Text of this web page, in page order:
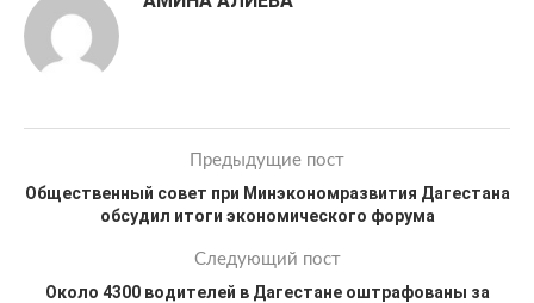
Предыдущие пост
Общественный совет при Минэкономразвития Дагестана
обсудил итоги экономического форума
Следующий пост
Около 4300 водителей в Дагестане оштрафованы за